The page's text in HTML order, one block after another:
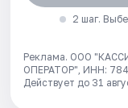
2 шаг.
Реклама. ООО
ОПЕРАТОР", ИНН:
Действует до 31